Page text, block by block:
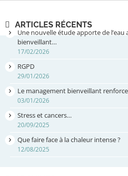
ARTICLES RÉCENTS
Une nouvelle étude apporte de
bienveillant…
17/02/2026
RGPD
29/01/2026
Le management bienveillant
03/01/2026
Stress et cancers…
20/09/2025
Que faire face à la chaleur intense ?
12/08/2025